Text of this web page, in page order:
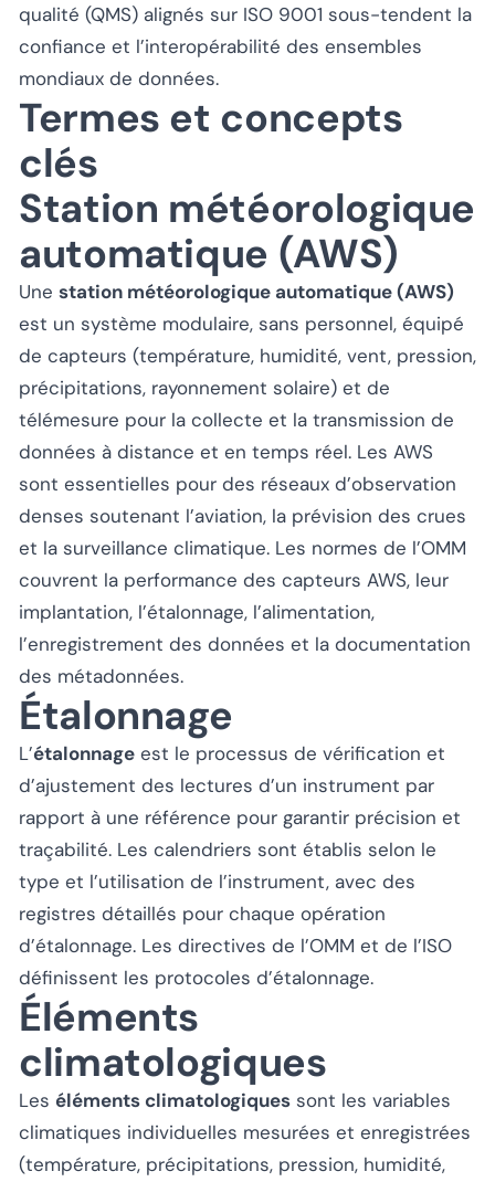
qualité (QMS) alignés sur ISO 9001 sous-tendent la
confiance et l’interopérabilité des ensembles
mondiaux de données.
Termes et concepts
clés
Station météorologique
automatique (AWS)
Une station météorologique automatique (AWS)
est un système modulaire, sans personnel, équipé
de capteurs (température, humidité, vent, pression,
précipitations, rayonnement solaire) et de
télémesure pour la collecte et la transmission de
données à distance et en temps réel. Les AWS
sont essentielles pour des réseaux d’observation
denses soutenant l’aviation, la prévision des crues
et la surveillance climatique. Les normes de l’OMM
couvrent la performance des capteurs AWS, leur
implantation, l’étalonnage, l’alimentation,
l’enregistrement des données et la documentation
des métadonnées.
Étalonnage
L’étalonnage est le processus de vérification et
d’ajustement des lectures d’un instrument par
rapport à une référence pour garantir précision et
traçabilité. Les calendriers sont établis selon le
type et l’utilisation de l’instrument, avec des
registres détaillés pour chaque opération
d’étalonnage. Les directives de l’OMM et de l’ISO
définissent les protocoles d’étalonnage.
Éléments
climatologiques
Les éléments climatologiques sont les variables
climatiques individuelles mesurées et enregistrées
(température, précipitations, pression, humidité,